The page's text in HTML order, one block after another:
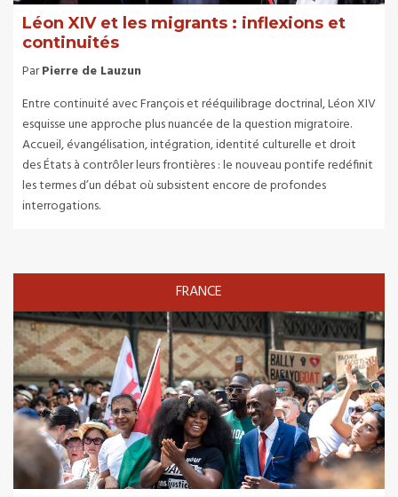
Léon XIV et les migrants : inflexions et
continuités
ParPierre de Lauzun
Entre continuité avec François et rééquilibrage doctrinal, Léon XIV
esquisse une approche plus nuancée de la question migratoire.
Accueil, évangélisation, intégration, identité culturelle et droit
des États à contrôler leurs frontières : le nouveau pontife redéfinit
les termes d’un débat où subsistent encore de profondes
interrogations.
FRANCE